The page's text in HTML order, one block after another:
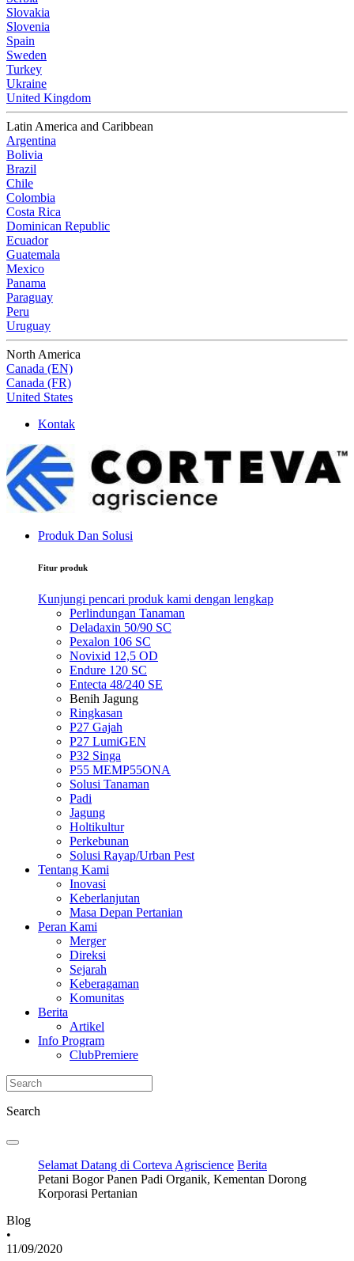
Slovakia
Slovenia
Spain
Sweden
Turkey
Ukraine
United Kingdom
Latin America and Caribbean
Argentina
Bolivia
Brazil
Chile
Colombia
Costa Rica
Dominican Republic
Ecuador
Guatemala
Mexico
Panama
Paraguay
Peru
Uruguay
North America
Canada (EN)
Canada (FR)
United States
Kontak
Produk Dan Solusi
Fitur produk
Kunjungi pencari produk kami dengan lengkap
Perlindungan Tanaman
Deladaxin 50/90 SC
Pexalon 106 SC
Novixid 12,5 OD
Endure 120 SC
Entecta 48/240 SE
Benih Jagung
Ringkasan
P27 Gajah
P27 LumiGEN
P32 Singa
P55 MEMP55ONA
Solusi Tanaman
Padi
Jagung
Holtikultur
Perkebunan
Solusi Rayap/Urban Pest
Tentang Kami
Inovasi
Keberlanjutan
Masa Depan Pertanian
Peran Kami
Merger
Direksi
Sejarah
Keberagaman
Komunitas
Berita
Artikel
Info Program
ClubPremiere
Search
Selamat Datang di Corteva Agriscience Berita
Petani Bogor Panen Padi Organik, Kementan Dorong
Korporasi Pertanian
Blog
•
11/09/2020